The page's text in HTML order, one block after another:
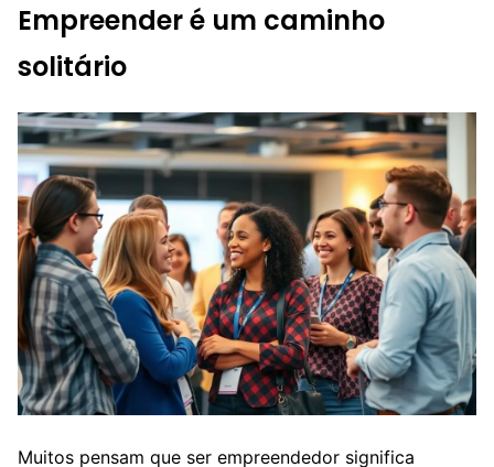
Empreender é um caminho
solitário
Muitos pensam que ser empreendedor significa